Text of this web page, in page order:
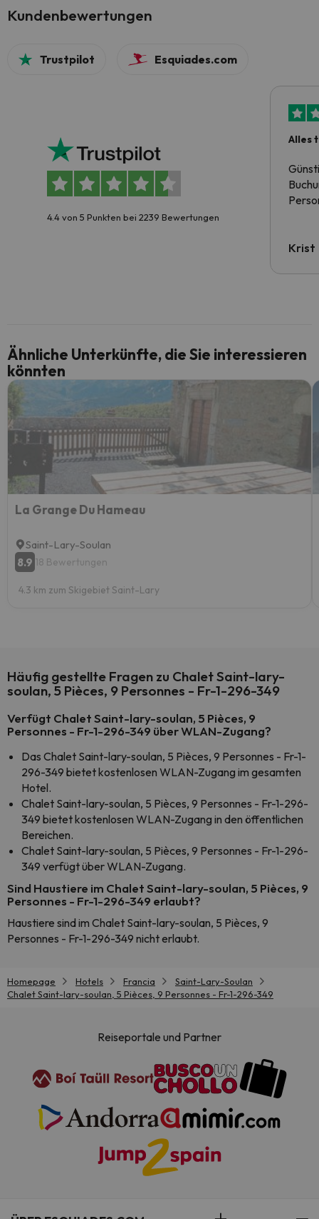
Kundenbewertungen
Trustpilot Esquiades.com
4.4 von 5 Punkten bei 2239 Bewertungen
Alles
Krist
Ähnliche Unterkünfte, die Sie interessieren
könnten
La Grange Du Hameau
Saint-Lary-Soulan
8.9 18 Bewertungen
4.3 km zum Skigebiet Saint-Lary
Häufig gestellte Fragen zu Chalet Saint-lary-
soulan, 5 Pièces, 9 Personnes - Fr-1-296-349
Verfügt Chalet Saint-lary-soulan, 5 Pièces, 9
Personnes - Fr-1-296-349 über WLAN-Zugang?
Das Chalet Saint-lary-soulan, 5 Pièces, 9 Personnes - Fr-1-
296-349 bietet kostenlosen WLAN-Zugang im gesamten
Hotel.
Chalet Saint-lary-soulan, 5 Pièces, 9 Personnes - Fr-1-296-
349 bietet kostenlosen WLAN-Zugang in den öffentlichen
Bereichen.
Chalet Saint-lary-soulan, 5 Pièces, 9 Personnes - Fr-1-296-
349 verfügt über WLAN-Zugang.
Sind Haustiere im Chalet Saint-lary-soulan, 5 Pièces, 9
Personnes - Fr-1-296-349 erlaubt?
Haustiere sind im Chalet Saint-lary-soulan, 5 Pièces, 9
Personnes - Fr-1-296-349 nicht erlaubt.
Homepage Hotels Francia
Saint-Lary-Soulan
Chalet Saint-lary-soulan, 5 Pièces, 9 Personnes - Fr-1-296-349
Reiseportale und Partner